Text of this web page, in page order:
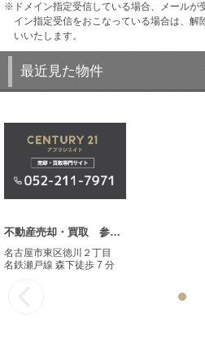
ドメイン指定受信している場合、メール
イン指定受信をおこなっている場合は、
いいたします。
最近見た物件
不動産売却・買取 参考事例
名古屋市東区徳川２丁目
名鉄瀬戸線 森下徒歩 7 分